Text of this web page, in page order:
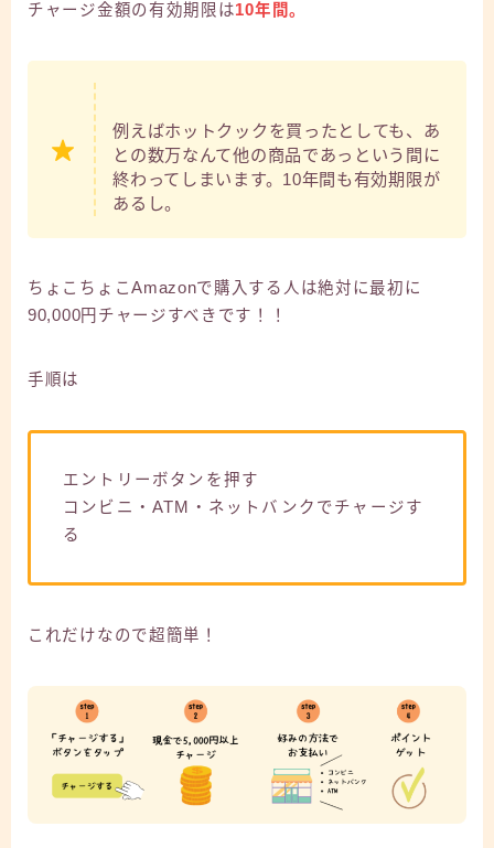
チャージ金額の有効期限は10年間。
例えばホットクックを買ったとしても、あ
との数万なんて他の商品であっという間に
終わってしまいます。10年間も有効期限が
あるし。
ちょこちょこAmazonで購入する人は絶対に最初に
90,000円チャージすべきです！！
手順は
エントリーボタンを押す
コンビニ・ATM・ネットバンクでチャージす
る
これだけなので超簡単！